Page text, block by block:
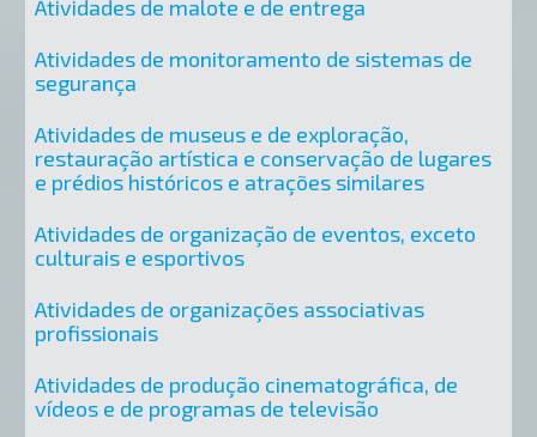
Atividades de malote e de entrega
Atividades de monitoramento de sistemas de
segurança
Atividades de museus e de exploração,
restauração artística e conservação de lugares
e prédios históricos e atrações similares
Atividades de organização de eventos, exceto
culturais e esportivos
Atividades de organizações associativas
profissionais
Atividades de produção cinematográfica, de
vídeos e de programas de televisão